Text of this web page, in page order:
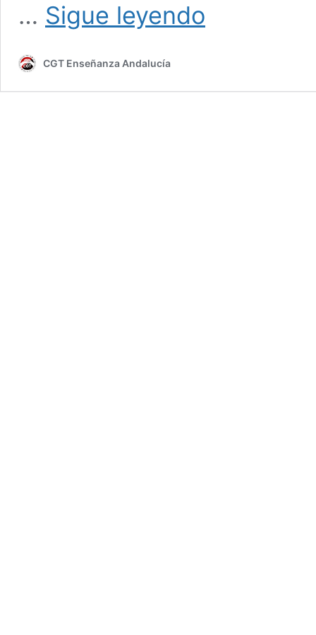
… Sigue leyendo
CGT Enseñanza Andalucía